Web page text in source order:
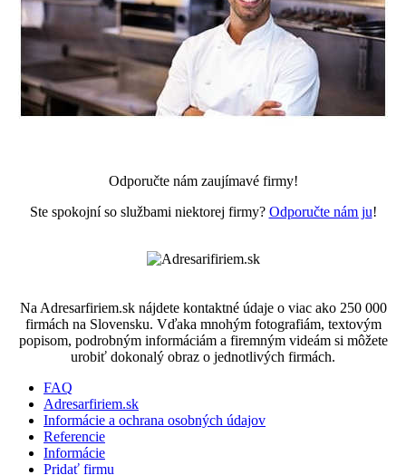
Odporučte nám zaujímavé firmy!
Ste spokojní so službami niektorej firmy? Odporučte nám ju!
Na Adresarfiriem.sk nájdete kontaktné údaje o viac ako 250 000
firmách na Slovensku. Vďaka mnohým fotografiám, textovým
popisom, podrobným informáciám a firemným videám si môžete
urobiť dokonalý obraz o jednotlivých firmách.
FAQ
Adresarfiriem.sk
Informácie a ochrana osobných údajov
Referencie
Informácie
Pridať firmu